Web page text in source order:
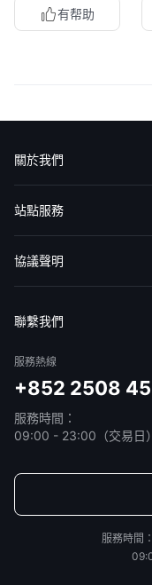
有帮助
關於我們
認識華盛
媒體報導
意見反饋
站點服務
收費標準
交易工具
幫助中心
協議聲明
聯繫我們
服務熱線
+852 2508
服務時間：
09:00 - 23:00（交易日）
服務時間：